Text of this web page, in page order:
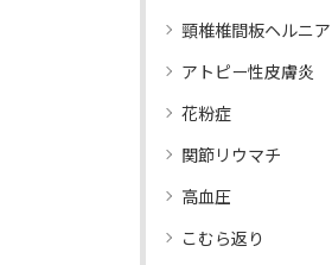
頸椎椎間板ヘルニア
アトピー性皮膚炎
花粉症
関節リウマチ
高血圧
こむら返り